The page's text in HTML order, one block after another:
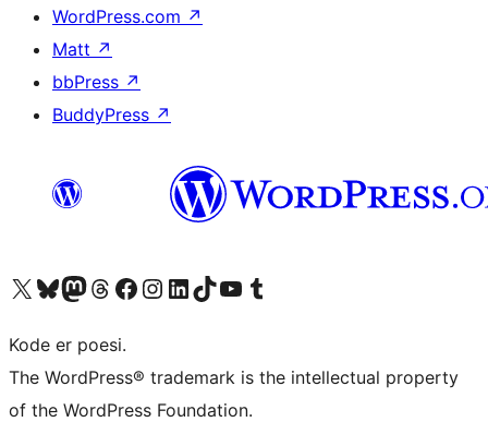
WordPress.com ↗
Matt ↗
bbPress ↗
BuddyPress ↗
Besøk vår konto på X Visit our Bluesky account
Besøk vår Mastodon-konto
Visit our Threads account
Besøk vår Facebook-sideBesøk vår Instagram-konto
Besøk vår LinkedIn-konto
Visit our TikTok account
Visit our YouTube channel
Visit our Tumblr account
Kode er poesi.
The WordPress® trademark is the intellectual property
of the WordPress Foundation.